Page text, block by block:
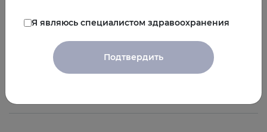
Я являюсь специалистом здравоохранения
Подтвердить